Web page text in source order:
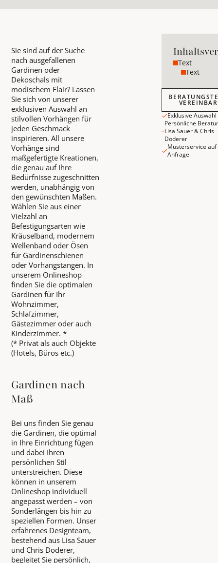
Sie sind auf der Suche
nach ausgefallenen
Gardinen oder
Dekoschals mit
modischem Flair? Lassen
Sie sich von unserer
exklusiven Auswahl an
stilvollen Vorhängen für
jeden Geschmack
inspirieren. All unsere
Vorhänge sind
maßgefertigte Kreationen,
die genau auf Ihre
Bedürfnisse zugeschnitten
werden, unabhängig von
den gewünschten Maßen.
Wählen Sie aus einer
Vielzahl an
Befestigungsarten wie
Kräuselband, modernem
Wellenband oder Ösen
für Gardinenschienen
oder Vorhangstangen. In
unserem Onlineshop
finden Sie die optimalen
Gardinen für Ihr
Wohnzimmer,
Schlafzimmer,
Gästezimmer oder auch
Kinderzimmer. *
(* Privat als auch Objekte
(Hotels, Büros etc.)
Gardinen nach
Maß
Bei uns finden Sie genau
die Gardinen, die optimal
in Ihre Einrichtung fügen
und dabei Ihren
persönlichen Stil
unterstreichen. Diese
können in unserem
Onlineshop individuell
angepasst werden – von
Sonderlängen bis hin zu
speziellen Formen. Unser
erfahrenes Designteam,
bestehend aus Lisa Sauer
und Chris Doderer,
begleitet Sie persönlich,
Text
Text
Exklusive Auswahl
Persönliche
Lisa Sauer & Chris
Doderer
Musterservice auf
Anfrage